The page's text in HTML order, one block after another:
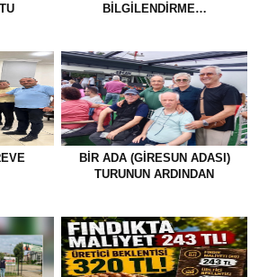
BİLGİLENDİRME…
BİR ADA (GİRESUN ADASI)
TURUNUN ARDINDAN